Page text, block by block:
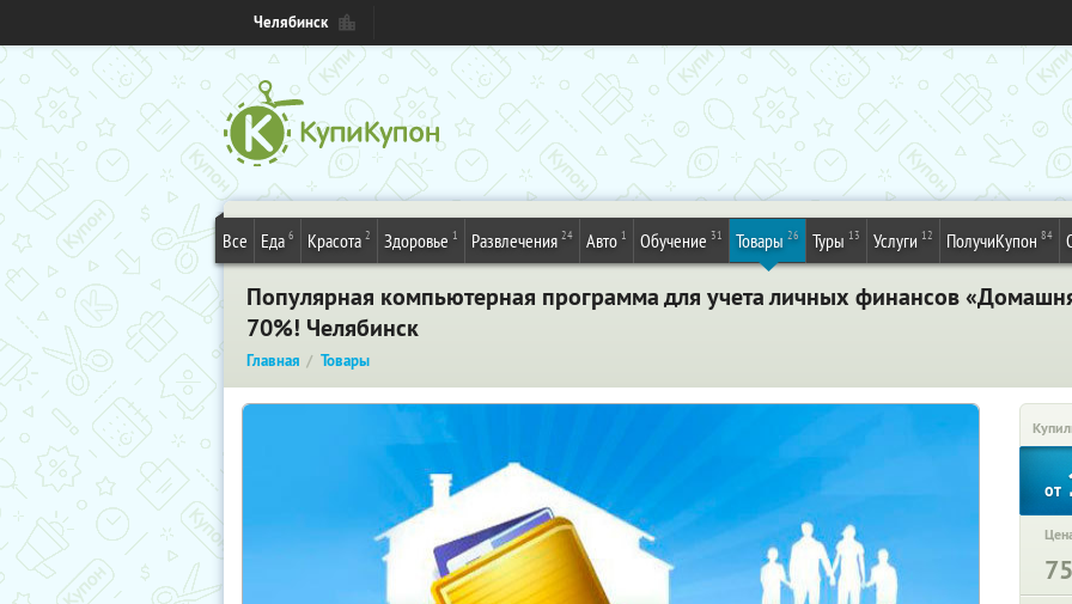
Челябинск
Все Еда 6 Красота 2 Здоровье 1 Развлечения 24 Авто 1 Обучение 31 Товары 26 Туры 13 Услуги 12 ПолучиКупон 84
Популярная компьютерная программа для учета личных финансов
70%! Челябинск
Главная Товары
от